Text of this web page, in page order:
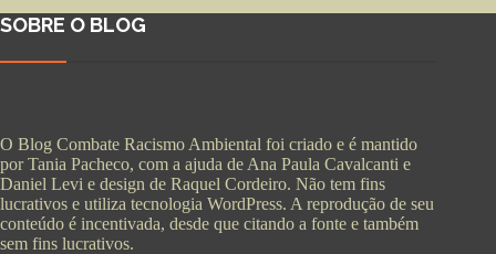
SOBRE O BLOG
O Blog Combate Racismo Ambiental foi criado e é mantido
por Tania Pacheco, com a ajuda de Ana Paula Cavalcanti e
Daniel Levi e design de Raquel Cordeiro. Não tem fins
lucrativos e utiliza tecnologia WordPress. A reprodução de seu
conteúdo é incentivada, desde que citando a fonte e também
sem fins lucrativos.